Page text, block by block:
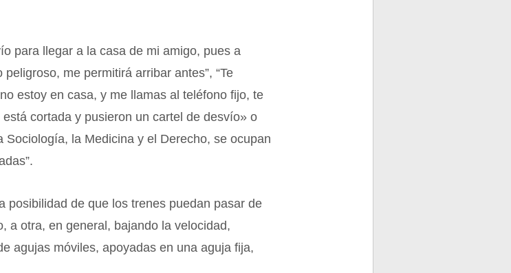
para llegar a la casa de mi amigo, pues a
me permitirá arribar antes”, “Te
estoy en casa, y me llamas al teléfono fijo, te
cortada y pusieron un cartel de desvío» o
Sociología, la Medicina y el Derecho, se ocupan
posibilidad de que los trenes puedan pasar de
a otra, en general, bajando la velocidad,
agujas móviles, apoyadas en una aguja fija,